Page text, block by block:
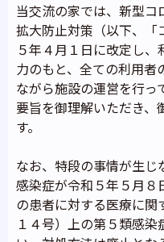
当交流の家では、新型コ
拡大防止対策（以下、「
５年４月１日に改定し
力のもと、全ての利用者
ながら施設の運営を行っ
要旨を御理解いただき、
す。
なお、特段の事情が生じ
感染症が令和５年５月
の患者に対する医療に関
１４号）上の第５類感